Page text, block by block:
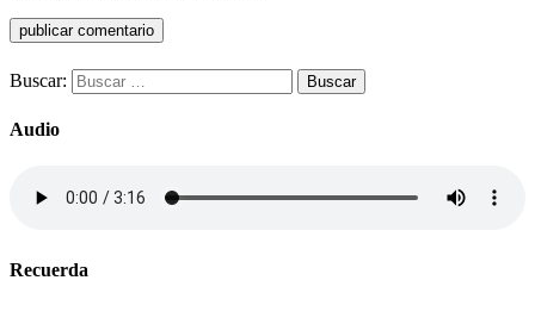
Buscar:
Audio
Recuerda